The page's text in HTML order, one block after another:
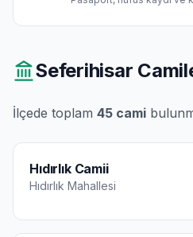
Seferihisar
İlçede toplam 45 cami
Hıdırlık Camii
Hıdırlık Mahallesi